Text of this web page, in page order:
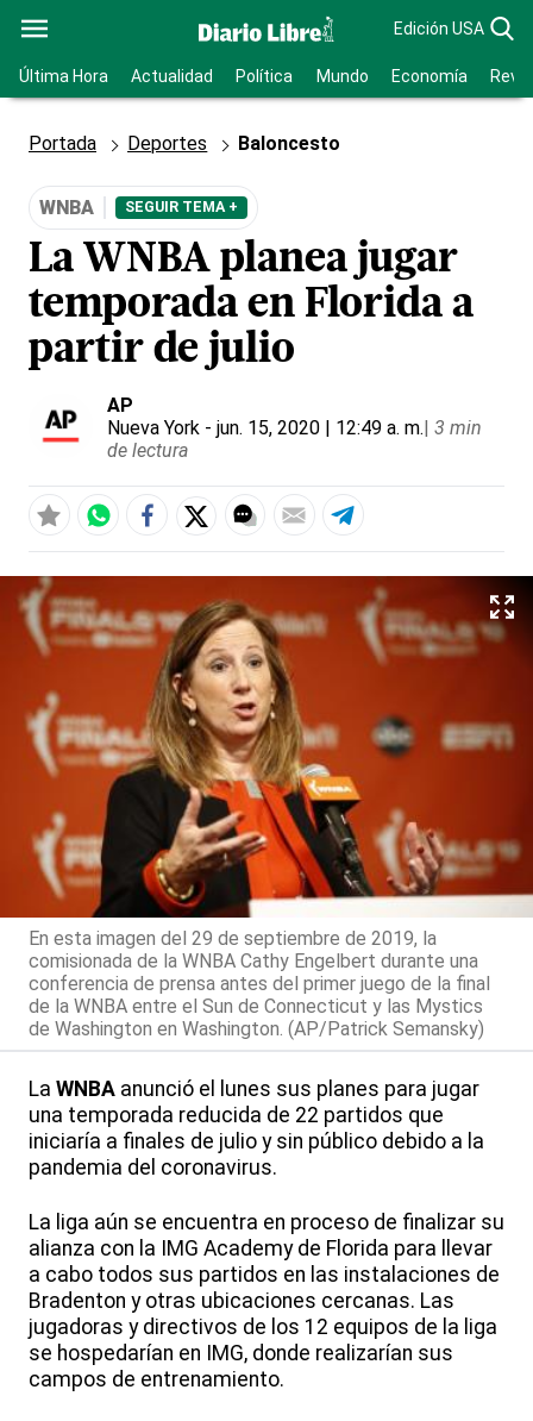
Edición USA
Última Hora Actualidad Política Mundo Economía
Portada Deportes Baloncesto
WNBA SEGUIR TEMA +
La WNBA planea jugar
temporada en Florida a
partir de julio
AP
Nueva York - jun. 15, 2020 | 12:49 a. m.| 3 min
de lectura
En esta imagen del 29 de septiembre de 2019, la
comisionada de la WNBA Cathy Engelbert durante una
conferencia de prensa antes del primer juego de la final
de la WNBA entre el Sun de Connecticut y las Mystics
de Washington en Washington. (AP/Patrick Semansky)
La WNBA anunció el lunes sus planes para jugar
una temporada reducida de 22 partidos que
iniciaría a finales de julio y sin público debido a la
pandemia del coronavirus.
La liga aún se encuentra en proceso de finalizar su
alianza con la IMG Academy de Florida para llevar
a cabo todos sus partidos en las instalaciones de
Bradenton y otras ubicaciones cercanas. Las
jugadoras y directivos de los 12 equipos de la liga
se hospedarían en IMG, donde realizarían sus
campos de entrenamiento.